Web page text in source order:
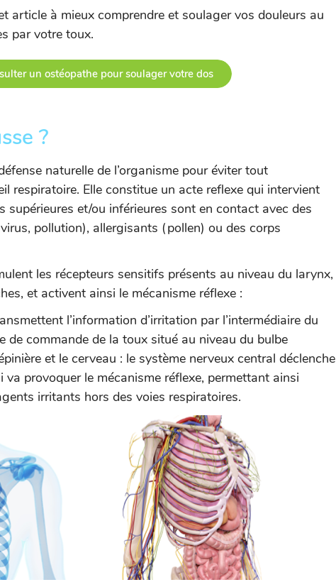
article à mieux comprendre et soulager vos douleurs au
par votre toux.
un ostéopathe pour soulager votre dos
?
naturelle de l’organisme pour éviter tout
respiratoire. Elle constitue un acte reflexe qui intervient
supérieures et/ou inférieures sont en contact avec des
pollution), allergisants (pollen) ou des corps
les récepteurs sensitifs présents au niveau du larynx,
et activent ainsi le mécanisme réflexe :
l’information d’irritation par l’intermédiaire du
de commande de la toux situé au niveau du bulbe
et le cerveau : le système nerveux central déclenche
provoquer le mécanisme réflexe, permettant ainsi
irritants hors des voies respiratoires.